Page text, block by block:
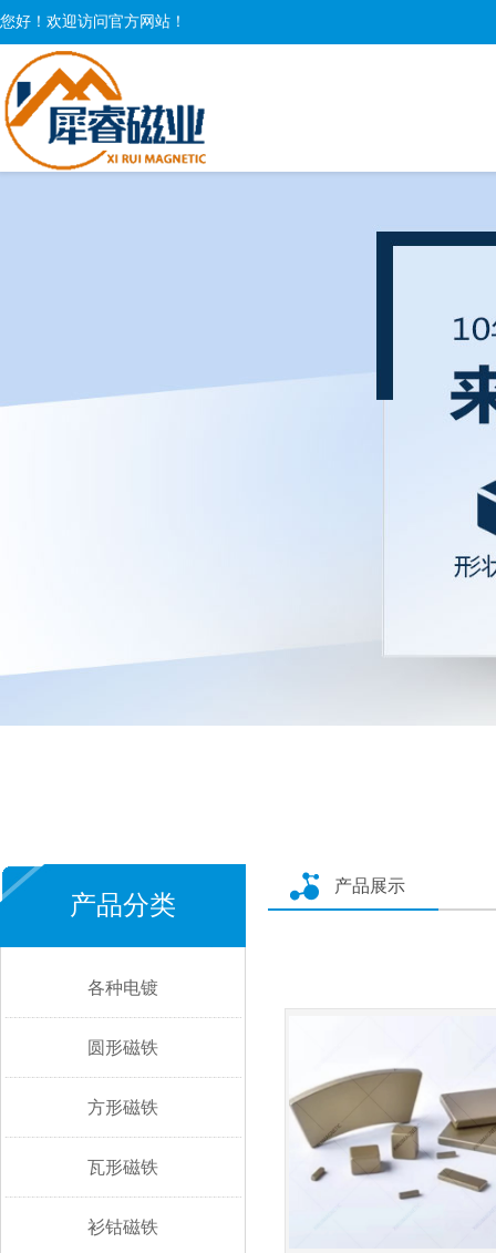
您好！欢迎访问官方网站！
产品分类
各种电镀
圆形磁铁
方形磁铁
瓦形磁铁
衫钴磁铁
产品展示